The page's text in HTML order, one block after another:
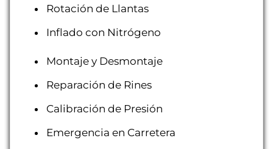
Rotación de Llantas
Inflado con Nitrógeno
Montaje y Desmontaje
Reparación de Rines
Calibración de Presión
Emergencia en Carretera